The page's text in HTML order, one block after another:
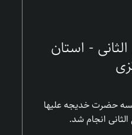
- استان
حضرت خدیجه علیها
الثانی انجام شد.